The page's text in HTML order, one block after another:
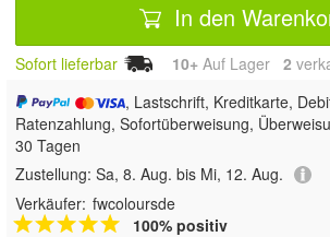
In den
Sofort lieferbar 10+ Auf Lager 2
, Lastschrift, Kreditkarte,
Ratenzahlung, Sofortüberweisung,
30 Tagen
Zustellung: Sa, 8. Aug. bis Mi, 12. Aug.
Verkäufer: fwcoloursde
100% positiv